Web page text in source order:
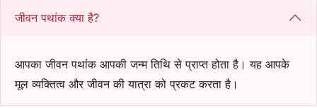
जीवन पथांक क्या है?
आपका जीवन पथांक आपकी जन्म तिथि से प्राप्त होता है। यह आपके
मूल व्यक्तित्व और जीवन की यात्रा को प्रकट करता है।